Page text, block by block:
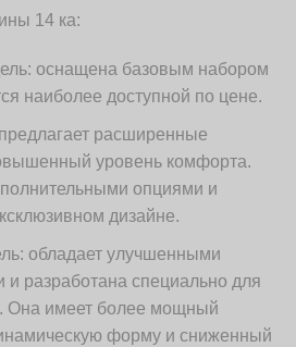
14 ка:
оснащена базовым набором
наиболее доступной по цене.
расширенные
уровень комфорта.
опциями и
дизайне.
обладает улучшенными
и разработана специально для
Она имеет более мощный
форму и сниженный